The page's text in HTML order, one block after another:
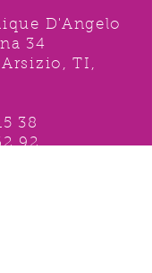
D'Angelo
34
TI,
38
92